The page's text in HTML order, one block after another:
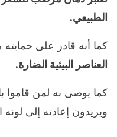
الطبيعي.
كما أنه قادر على
العناصر البيئية الضارة.
كما يوصى به لمن قاموا
ويريدون إعادته إلى لونه